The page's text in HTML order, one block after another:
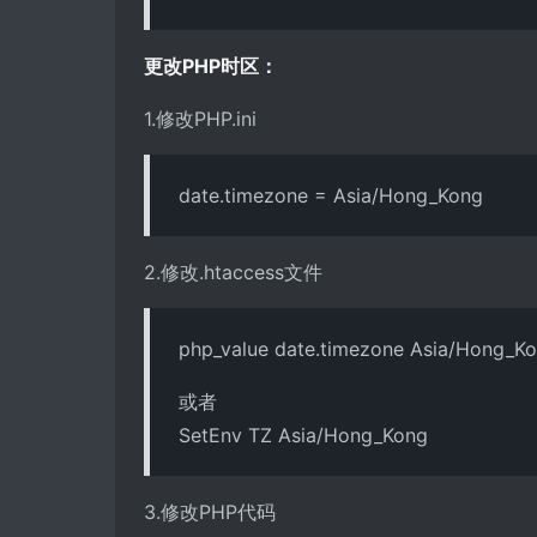
更改PHP时区：
1.修改PHP.ini
date.timezone = Asia/Hong_Kong
2.修改.htaccess文件
php_value date.timezone Asia/
或者
SetEnv TZ Asia/Hong_Kong
3.修改PHP代码